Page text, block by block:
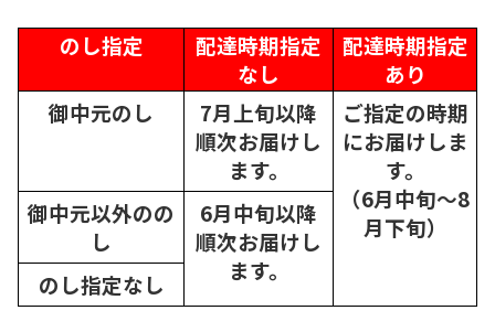
のし指定
配達時期指定
なし
配達時期指定
あり
御中元のし
7月上旬以降
順次お届けし
ます。
ご指定の時期
にお届けしま
す。
（6月中旬～8
月下旬）
御中元以外のの
し
6月中旬以降
順次お届けし
ます。
のし指定なし